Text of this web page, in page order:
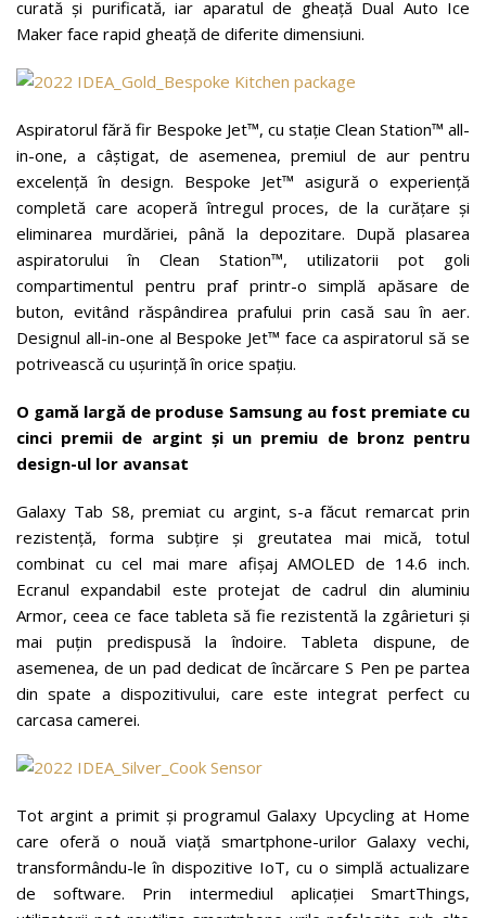
curată și purificată, iar aparatul de gheață Dual Auto Ice
Maker face rapid gheață de diferite dimensiuni.
Aspiratorul fără fir Bespoke Jet™, cu stație Clean Station™ all-
in-one, a câștigat, de asemenea, premiul de aur pentru
excelență în design. Bespoke Jet™ asigură o experiență
completă care acoperă întregul proces, de la curățare și
eliminarea murdăriei, până la depozitare. După plasarea
aspiratorului în Clean Station™, utilizatorii pot goli
compartimentul pentru praf printr-o simplă apăsare de
buton, evitând răspândirea prafului prin casă sau în aer.
Designul all-in-one al Bespoke Jet™ face ca aspiratorul să se
potrivească cu ușurință în orice spațiu.
O gamă largă de produse Samsung au fost premiate cu
cinci premii de argint și un premiu de bronz pentru
design-ul lor avansat
Galaxy Tab S8, premiat cu argint, s-a făcut remarcat prin
rezistență, forma subțire și greutatea mai mică, totul
combinat cu cel mai mare afișaj AMOLED de 14.6 inch.
Ecranul expandabil este protejat de cadrul din aluminiu
Armor, ceea ce face tableta să fie rezistentă la zgârieturi și
mai puțin predispusă la îndoire. Tableta dispune, de
asemenea, de un pad dedicat de încărcare S Pen pe partea
din spate a dispozitivului, care este integrat perfect cu
carcasa camerei.
Tot argint a primit și programul Galaxy Upcycling at Home
care oferă o nouă viață smartphone-urilor Galaxy vechi,
transformându-le în dispozitive IoT, cu o simplă actualizare
de software. Prin intermediul aplicației SmartThings,